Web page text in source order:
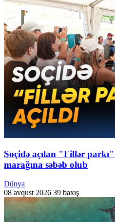
Soçidə açılan "Fillər
marağına səbəb olub
Dünya
08 avqust 2026 39 baxış